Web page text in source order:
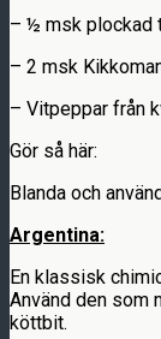
– ½ msk plockad
– 2 msk
– Vitpeppar från
Gör så här:
Blanda och
Argentina:
En klassisk
Använd den som
köttbit.